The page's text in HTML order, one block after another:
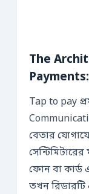
The
Tap to pay
বেতার
ফোন বা কার্ড
তখন রিডারটি